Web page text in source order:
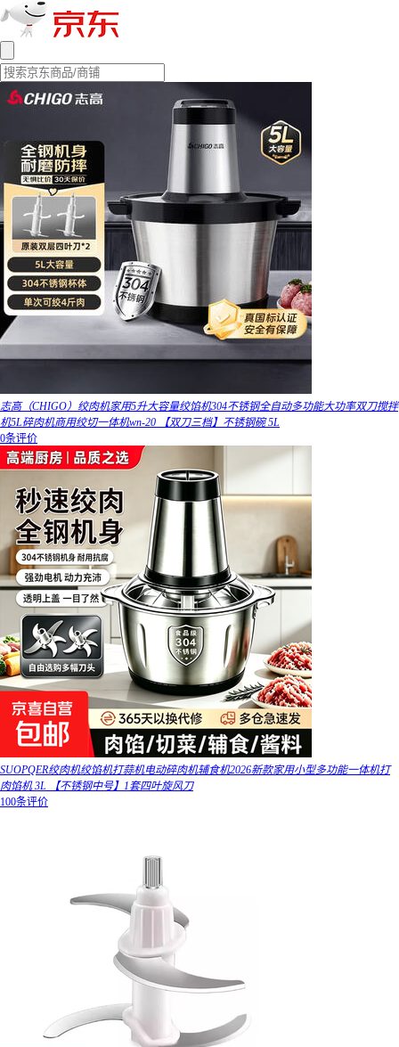
志高（CHIGO）绞肉机家用5升大容量绞馅机304不锈钢全自动多功能大功率双刀搅拌
机5L碎肉机商用绞切一体机wn-20 【双刀三档】不锈钢碗 5L
0条评价
SUOPQER绞肉机绞馅机打蒜机电动碎肉机辅食机2026新款家用小型多功能一体机打
肉馅机 3L 【不锈钢中号】1套四叶旋风刀
100条评价